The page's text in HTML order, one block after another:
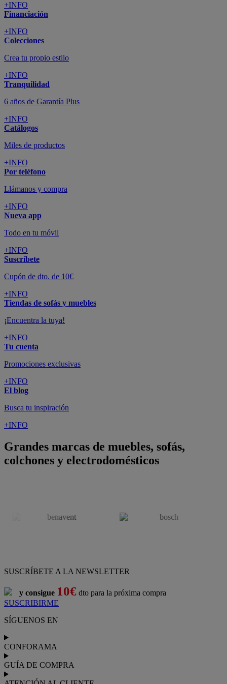
+INFO
Financiación
+INFO
Colecciones
Crea tu propio estilo
+INFO
Tranquilidad
6 años de Garantía Plus
+INFO
Catálogos
Miles de productos
+INFO
Por teléfono
Llámanos y compra
+INFO
Nueva app
Todo en tu móvil
+INFO
Suscríbete
Cupón de dto. de 10€
+INFO
Tiendas de sofás y muebles
¡Encuentra la tuya!
+INFO
Tu cuenta
Promociones exclusivas
+INFO
El blog
Busca tu inspiración
+INFO
Grandes marcas de muebles, sofás,
colchones y electrodomésticos
SUSCRÍBETE A LA NEWSLETTER
y consigue 10€ dto para la próxima compra
SUSCRIBIRME
SÍGUENOS EN
CONFORAMA
GUÍA DE COMPRA